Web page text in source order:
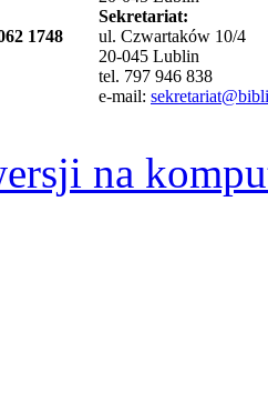
1748
Sekretariat:
ul. Czwartaków 10/4
20-045 Lublin
tel. 797 946 838
e-mail:
na